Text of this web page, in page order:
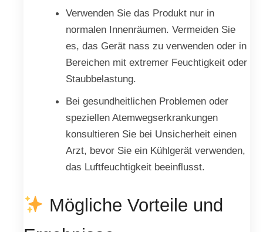
Verwenden Sie das Produkt nur in
normalen Innenräumen. Vermeiden Sie
es, das Gerät nass zu verwenden oder in
Bereichen mit extremer Feuchtigkeit oder
Staubbelastung.
Bei gesundheitlichen Problemen oder
speziellen Atemwegserkrankungen
konsultieren Sie bei Unsicherheit einen
Arzt, bevor Sie ein Kühlgerät verwenden,
das Luftfeuchtigkeit beeinflusst.
Mögliche Vorteile und